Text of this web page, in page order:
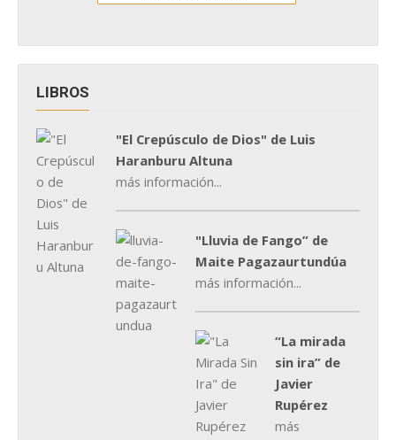
LIBROS
"El Crepúsculo de Dios" de Luis
Haranburu Altuna
más información...
"Lluvia de Fango” de
Maite Pagazaurtundúa
más información...
“La mirada
sin ira” de
Javier
Rupérez
más